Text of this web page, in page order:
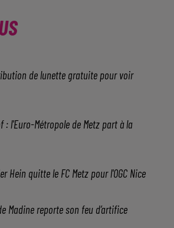
de lunette gratuite pour voir
: l'Euro-Métropole de Metz part à la
Hein quitte le FC Metz pour l'OGC Nice
Madine reporte son feu d’artifice